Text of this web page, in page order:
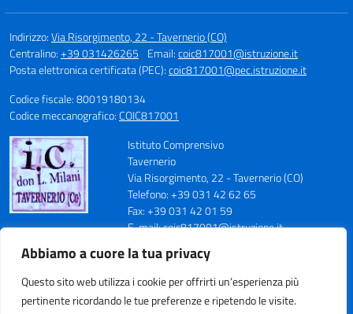
Abbiamo a cuore la tua privacy
Questo sito web utilizza i cookie per offrirti un’esperienza più
pertinente ricordando le tue preferenze e ripetendo le visite.
Indirizzo:Via Risorgimento, 22 - Tavernerio (CO)
Centralino:+39 031426265 Email:coic817001@istruzione.it
Posta elettronica certificata (PEC):coic817001@pec.istruzione.it
Codice fiscale: 80019180134
Codice meccanografico:COIC817001
Istituto Comprensivo
Tavernerio
Via Risorgimento, 22 - Tavernerio (CO)
Telefono: +39 031 42 62 65
Fax: +39 031 42 01 59
E-mail: coic817001@istruzione.it
Codice Meccanografico: COIC817001
Codice Fiscale: 80019180134
Cod. IPA: istsc_coic817001
Codice Univoco Ufficio: UFN70S